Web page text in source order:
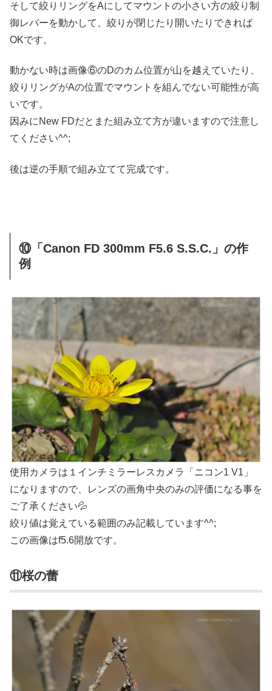
そして絞りリングをAにしてマウントの小さい方の絞り制
御レバーを動かして、絞りが閉じたり開いたりできれば
OKです。
動かない時は画像⑥のDのカム位置が山を越えていたり、
絞りリングがAの位置でマウントを組んでない可能性が高
いです。
因みにNew FDだとまた組み立て方が違いますので注意し
てください^^;
後は逆の手順で組み立てて完成です。
⑩「Canon FD 300mm F5.6 S.S.C.」の作
例
使用カメラは１インチミラーレスカメラ「ニコン1 V1」
になりますので、レンズの画角中央のみの評価になる事を
ご了承ください💦
絞り値は覚えている範囲のみ記載しています^^;
この画像はf5.6開放です。
⑪桜の蕾